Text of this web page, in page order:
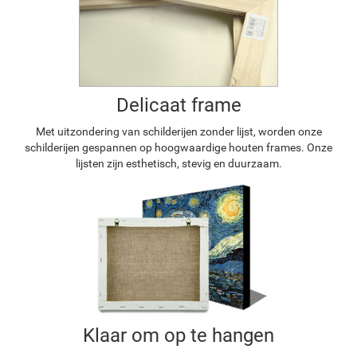
Delicaat frame
Met uitzondering van schilderijen zonder lijst, worden onze
schilderijen gespannen op hoogwaardige houten frames. Onze
lijsten zijn esthetisch, stevig en duurzaam.
Klaar om op te hangen